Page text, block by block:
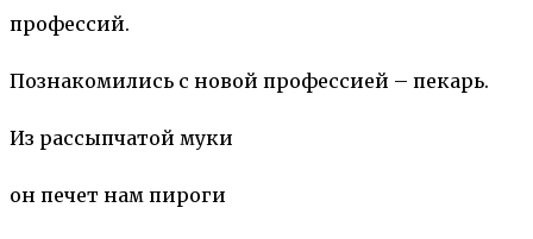
профессий.
Познакомились с новой профессией – пекарь.
Из рассыпчатой муки
он печет нам пироги